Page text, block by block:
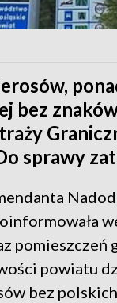
bez
sprawy
pomieszczeń
powiatu
bez